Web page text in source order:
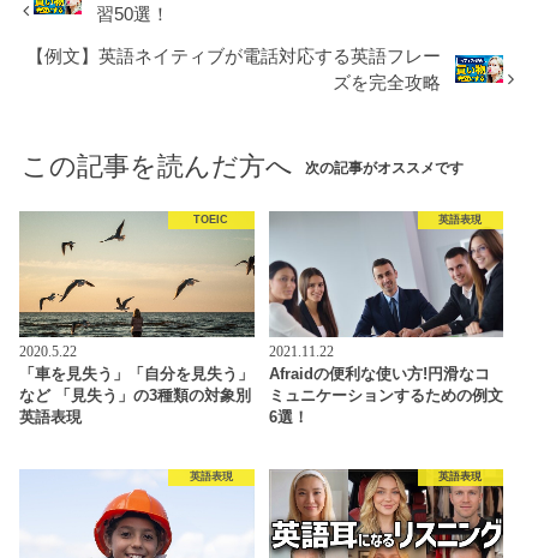
習50選！
【例文】英語ネイティブが電話対応する英語フレー
ズを完全攻略
この記事を読んだ方へ 次の記事がオススメです
TOEIC
2020.5.22
「車を見失う」「自分を見失う」
など 「見失う」の3種類の対象別
英語表現
英語表現
2021.11.22
Afraidの便利な使い方!円滑なコ
ミュニケーションするための例文
6選！
英語表現 英語表現